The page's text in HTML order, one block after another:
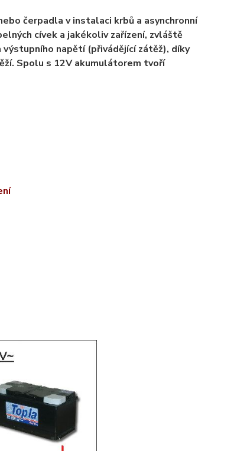
čerpadla v instalaci krbů a asynchronní
cívek a jakékoliv zařízení, zvláště
napětí (přivádějící zátěž), díky
Spolu s 12V akumulátorem tvoří